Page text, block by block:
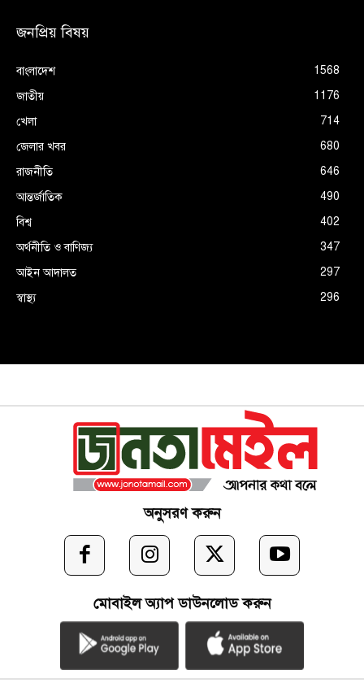
জনপ্রিয় বিষয়
বাংলাদেশ
1568
জাতীয়
1176
খেলা
714
জেলার খবর
680
রাজনীতি
646
আন্তর্জাতিক
490
বিশ্ব
402
অর্থনীতি ও বাণিজ্য
347
আইন আদালত
297
স্বাস্থ্য
296
অনুসরণ করুন
মোবাইল অ্যাপ ডাউনলোড করুন